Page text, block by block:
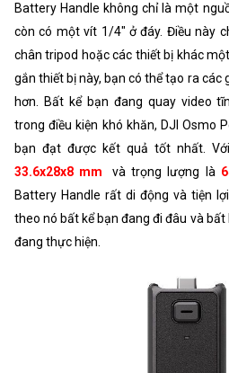
Battery Handle không chỉ là một
còn có một vít 1/4" ở đáy. Điều này
chân tripod hoặc các thiết bị khác
gắn thiết bị này, bạn có thể tạo ra các
hơn. Bất kể bạn đang quay video
trong điều kiện khó khăn, DJI Osmo
bạn đạt được kết quả tốt nhất.
33.6x28x8 mm
và trọng lượng là
Battery Handle rất di động và tiện
theo nó bất kể bạn đang đi đâu và
đang thực hiện.